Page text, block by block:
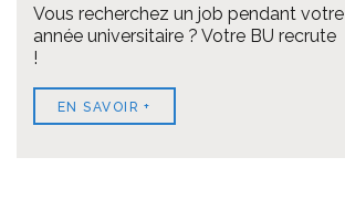
Vous recherchez un job pendant votre
année universitaire ? Votre BU recrute
!
EN SAVOIR +